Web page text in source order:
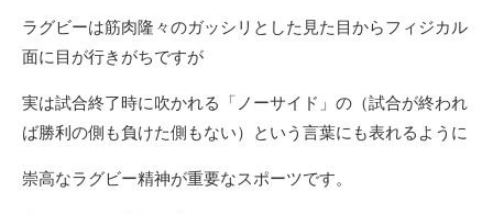
ラグビーは筋肉隆々のガッシリとした見た目からフィジカル
面に目が行きがちですが
実は試合終了時に吹かれる「ノーサイド」の（試合が終われ
ば勝利の側も負けた側もない）という言葉にも表れるように
崇高なラグビー精神が重要なスポーツです。